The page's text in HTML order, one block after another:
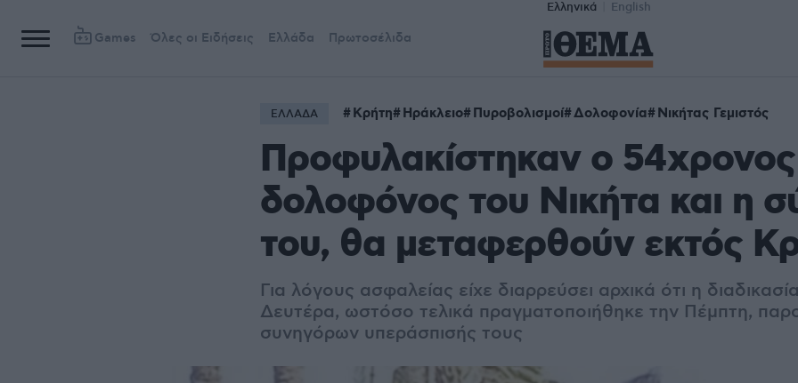
Ελληνικά English
Games Όλες οι Ειδήσεις Ελλάδα Πρωτοσέλιδα
ΕΛΛΑΔΑ Κρήτη Ηράκλειο Πυροβολισμοί Δολοφονία Νικήτας Γεμιστός
Προφυλακίστηκαν ο 54χρονος
δολοφόνος του Νικήτα και η
του, θα μεταφερθούν εκτός
Για λόγους ασφαλείας είχε διαρρεύσει αρχικά ότι η
Δευτέρα, ωστόσο τελικά πραγματοποιήθηκε την Πέμπτη,
συνηγόρων υπεράσπισής τους